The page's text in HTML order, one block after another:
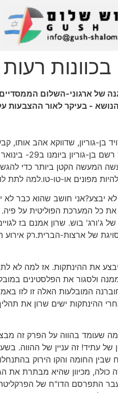
רעות
של ארגוני-השלום
הנושא ‏- בעיקר לאור
המעשה הקטן ביותר כדי
מפונים או-טו-טו.למה לתת
יבצע?אני חושב שהוא כבר לא
כל המערכת הפוליטית על פיה.
של ג'ורג' בוש. שרון אמנם בז
של ארצות-הברית.רק אירוע
את ההינתקות. אז למה לא
לספח 58% ממנה ולסגור את
המובלעות האלה זו לזו
מה שעומד בהווה על הפרק זה
כולה, מכיוון שהיא מבתרת
התפרסם הדו"ח של הפרקליטה